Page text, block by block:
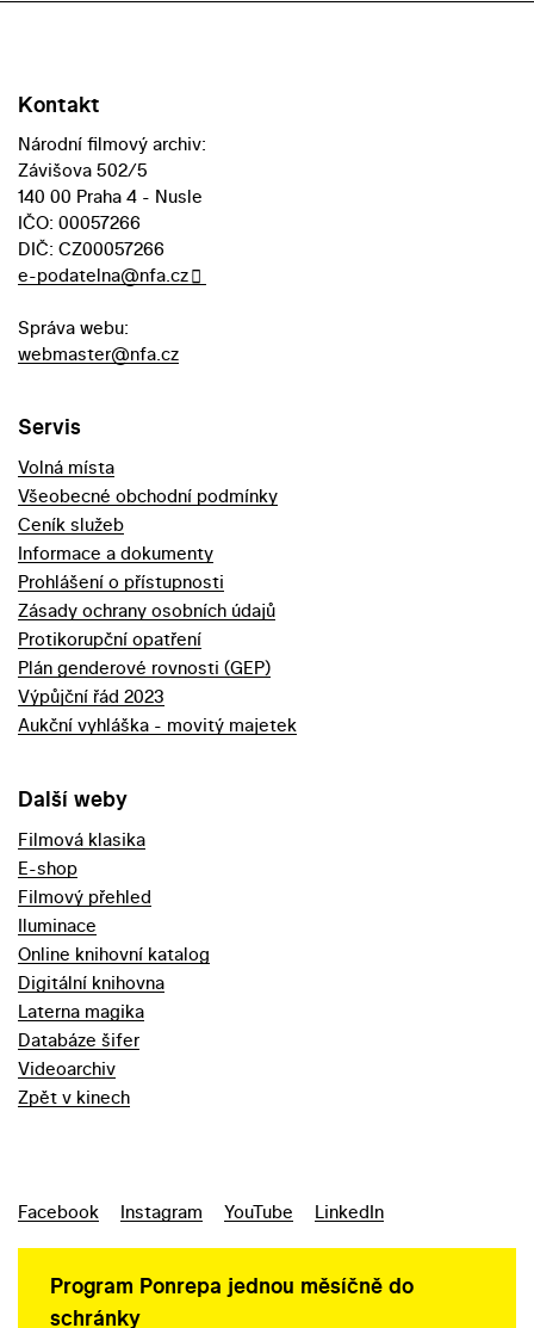
Kontakt
Národní filmový archiv:
Závišova 502/5
140 00 Praha 4 - Nusle
IČO: 00057266
DIČ: CZ00057266
e-podatelna@nfa.cz
Správa webu:
webmaster@nfa.cz
Servis
Volná místa
Všeobecné obchodní podmínky
Ceník služeb
Informace a dokumenty
Prohlášení o přístupnosti
Zásady ochrany osobních údajů
Protikorupční opatření
Plán genderové rovnosti (GEP)
Výpůjční řád 2023
Aukční vyhláška - movitý majetek
Další weby
Filmová klasika
E-shop
Filmový přehled
Iluminace
Online knihovní katalog
Digitální knihovna
Laterna magika
Databáze šifer
Videoarchiv
Zpět v kinech
Facebook Instagram YouTube LinkedIn
Program Ponrepa jednou měsíčně do
schránky